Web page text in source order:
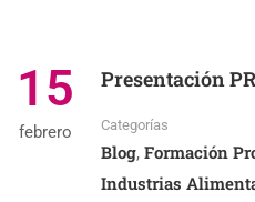
15
febrero
Presentación
Categorías
Blog, Formación
Industrias